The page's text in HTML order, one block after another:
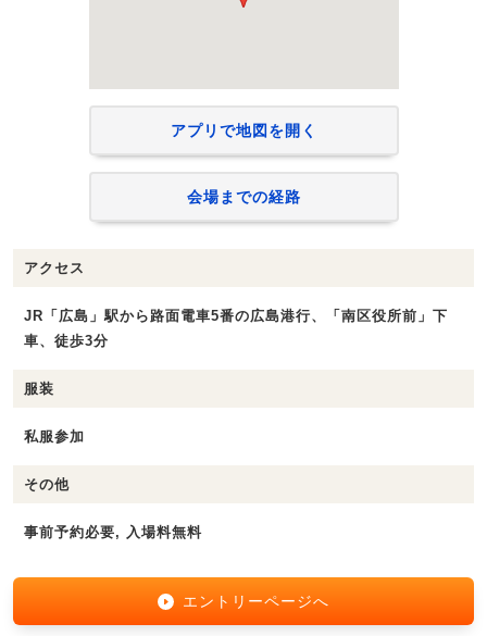
アプリで地図を開く
会場までの経路
アクセス
JR「広島」駅から路面電車5番の広島港行、「南区役所前」下
車、徒歩3分
服装
私服参加
その他
事前予約必要, 入場料無料
エントリーページへ